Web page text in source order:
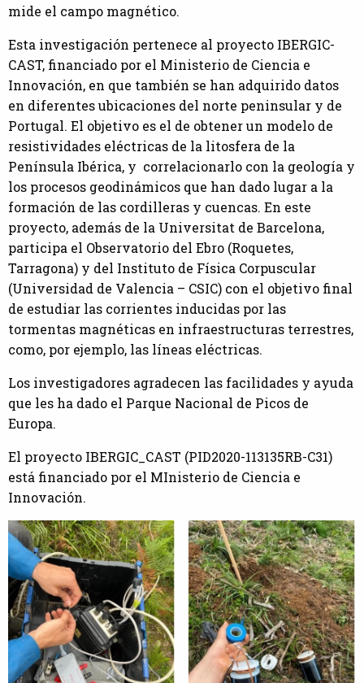
mide el campo magnético.
Esta investigación pertenece al proyecto IBERGIC-
CAST, financiado por el Ministerio de Ciencia e
Innovación, en que también se han adquirido datos
en diferentes ubicaciones del norte peninsular y de
Portugal. El objetivo es el de obtener un modelo de
resistividades eléctricas de la litosfera de la
Península Ibérica, y correlacionarlo con la geología y
los procesos geodinámicos que han dado lugar a la
formación de las cordilleras y cuencas. En este
proyecto, además de la Universitat de Barcelona,
participa el Observatorio del Ebro (Roquetes,
Tarragona) y del Instituto de Física Corpuscular
(Universidad de Valencia – CSIC) con el objetivo final
de estudiar las corrientes inducidas por las
tormentas magnéticas en infraestructuras terrestres,
como, por ejemplo, las líneas eléctricas.
Los investigadores agradecen las facilidades y ayuda
que les ha dado el Parque Nacional de Picos de
Europa.
El proyecto IBERGIC_CAST (PID2020-113135RB-C31)
está financiado por el MInisterio de Ciencia e
Innovación.